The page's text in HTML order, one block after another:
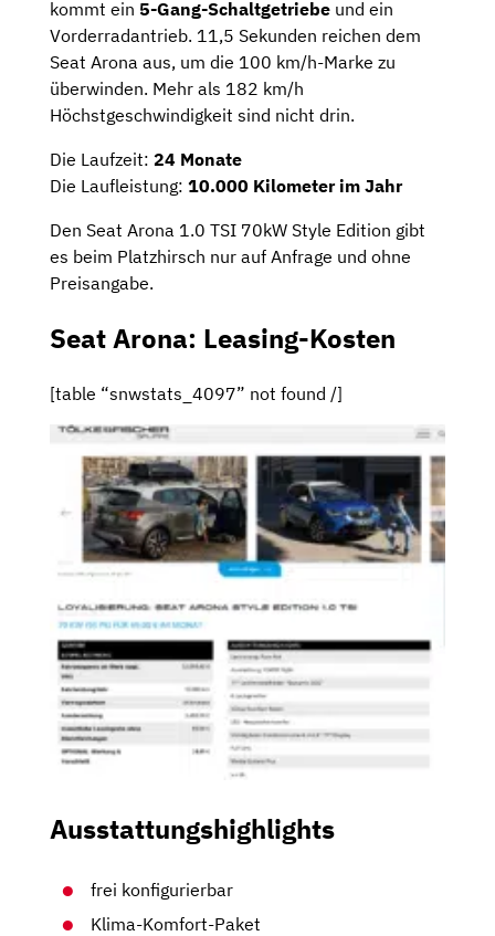
kommt ein 5-Gang-Schaltgetriebe und ein
Vorderradantrieb. 11,5 Sekunden reichen dem
Seat Arona aus, um die 100 km/h-Marke zu
überwinden. Mehr als 182 km/h
Höchstgeschwindigkeit sind nicht drin.
Die Laufzeit: 24 Monate
Die Laufleistung: 10.000 Kilometer im Jahr
Den Seat Arona 1.0 TSI 70kW Style Edition gibt
es beim Platzhirsch nur auf Anfrage und ohne
Preisangabe.
Seat Arona: Leasing-Kosten
[table “snwstats_4097” not found /]
Ausstattungshighlights
frei konfigurierbar
Klima-Komfort-Paket